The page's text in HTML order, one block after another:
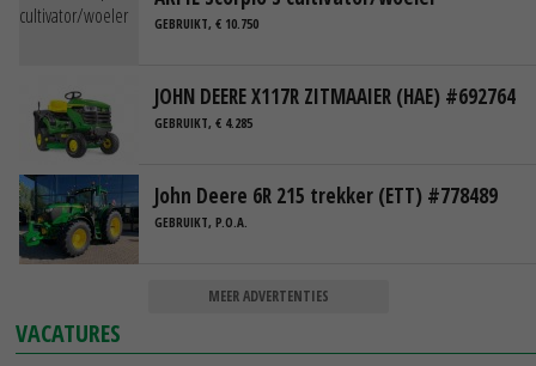
GEBRUIKT, € 10.750
JOHN DEERE X117R ZITMAAIER (HAE) #692764
GEBRUIKT, € 4.285
John Deere 6R 215 trekker (ETT) #778489
GEBRUIKT, P.O.A.
MEER ADVERTENTIES
VACATURES